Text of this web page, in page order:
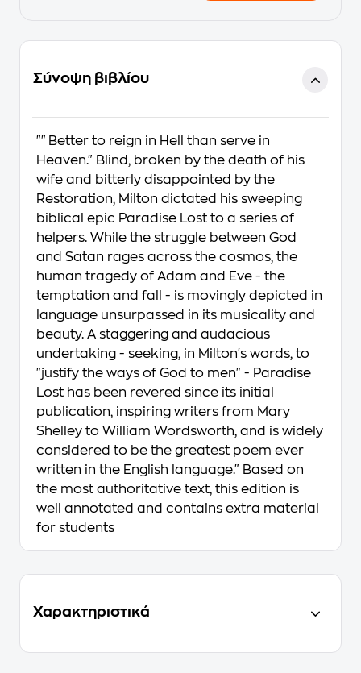
Σύνοψη βιβλίου
""Better to reign in Hell than serve in
Heaven." Blind, broken by the death of his
wife and bitterly disappointed by the
Restoration, Milton dictated his sweeping
biblical epic Paradise Lost to a series of
helpers. While the struggle between God
and Satan rages across the cosmos, the
human tragedy of Adam and Eve - the
temptation and fall - is movingly depicted in
language unsurpassed in its musicality and
beauty. A staggering and audacious
undertaking - seeking, in Milton's words, to
"justify the ways of God to men" - Paradise
Lost has been revered since its initial
publication, inspiring writers from Mary
Shelley to William Wordsworth, and is widely
considered to be the greatest poem ever
written in the English language." Based on
the most authoritative text, this edition is
well annotated and contains extra material
for students
Χαρακτηριστικά